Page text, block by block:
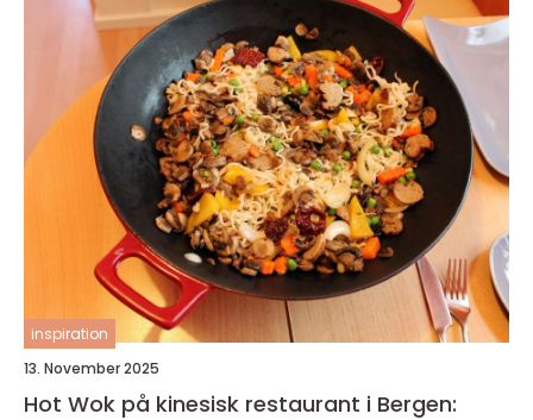
inspiration
13. November 2025
Hot Wok på kinesisk restaurant i Bergen: